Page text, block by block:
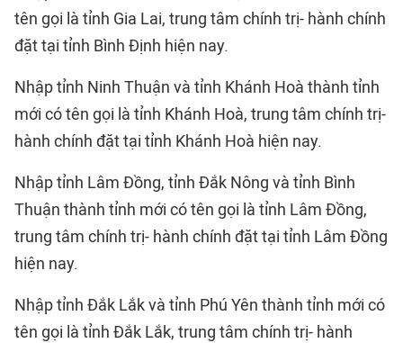
tên gọi là tỉnh Gia Lai, trung tâm chính trị- hành chính
đặt tại tỉnh Bình Định hiện nay.
Nhập tỉnh Ninh Thuận và tỉnh Khánh Hoà thành tỉnh
mới có tên gọi là tỉnh Khánh Hoà, trung tâm chính trị-
hành chính đặt tại tỉnh Khánh Hoà hiện nay.
Nhập tỉnh Lâm Đồng, tỉnh Đắk Nông và tỉnh Bình
Thuận thành tỉnh mới có tên gọi là tỉnh Lâm Đồng,
trung tâm chính trị- hành chính đặt tại tỉnh Lâm Đồng
hiện nay.
Nhập tỉnh Đắk Lắk và tỉnh Phú Yên thành tỉnh mới có
tên gọi là tỉnh Đắk Lắk, trung tâm chính trị- hành